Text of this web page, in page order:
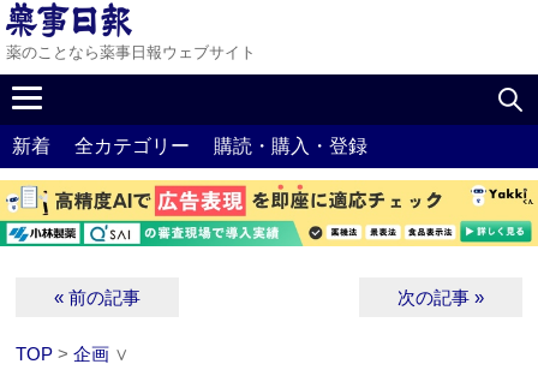
薬のことなら薬事日報ウェブサイト
新着 全カテゴリー 購読・購入・登録
« 前の記事 次の記事 »
TOP >企画 ∨